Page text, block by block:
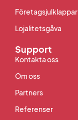
Företagsjulklappar
Lojalitetsgåva
Support
Kontakta oss
Om oss
Partners
Referenser